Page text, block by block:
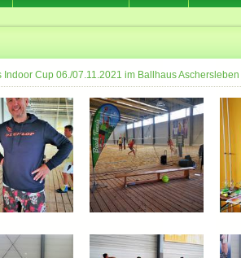
Indoor Cup 06./07.11.2021 im Ballhaus Aschersleben